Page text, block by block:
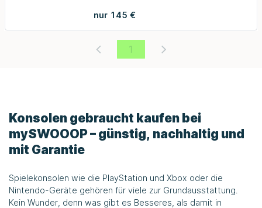
nur 145 €
1
Konsolen gebraucht kaufen bei
mySWOOOP – günstig, nachhaltig und
mit Garantie
Spielekonsolen wie die PlayStation und Xbox oder die
Nintendo-Geräte gehören für viele zur Grundausstattung.
Kein Wunder, denn was gibt es Besseres, als damit in